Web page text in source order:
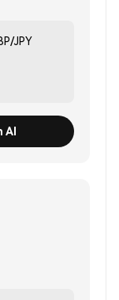
JPY
Al